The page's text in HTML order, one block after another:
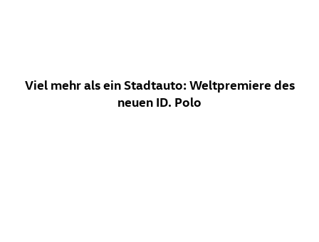
Viel mehr als ein Stadtauto: Weltpremiere des
neuen ID. Polo